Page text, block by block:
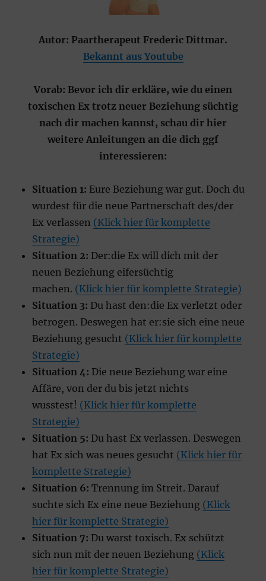
Autor: Paartherapeut Frederic Dittmar.
Bekannt aus Youtube
Vorab: Bevor ich dir erkläre, wie du einen
toxischen Ex trotz neuer Beziehung süchtig
nach dir machen kannst, schau dir hier
weitere Anleitungen an die dich ggf
interessieren:
Situation 1: Eure Beziehung war gut. Doch du
wurdest für die neue Partnerschaft des/der
Ex verlassen (Klick hier für komplette
Strategie)
Situation 2: Der:die Ex will dich mit der
neuen Beziehung eifersüchtig
machen. (Klick hier für komplette Strategie)
Situation 3: Du hast den:die Ex verletzt oder
betrogen. Deswegen hat er:sie sich eine neue
Beziehung gesucht (Klick hier für komplette
Strategie)
Situation 4: Die neue Beziehung war eine
Affäre, von der du bis jetzt nichts
wusstest! (Klick hier für komplette
Strategie)
Situation 5: Du hast Ex verlassen. Deswegen
hat Ex sich was neues gesucht (Klick hier für
komplette Strategie)
Situation 6: Trennung im Streit. Darauf
suchte sich Ex eine neue Beziehung (Klick
hier für komplette Strategie)
Situation 7: Du warst toxisch. Ex schützt
sich nun mit der neuen Beziehung (Klick
hier für komplette Strategie)